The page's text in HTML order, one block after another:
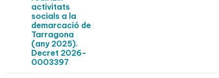
activitats
socials a la
demarcació de
Tarragona
(any 2025).
Decret 2026-
0003397